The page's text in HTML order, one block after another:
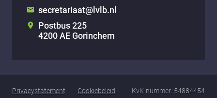
secretariaat@lvlb.nl
Postbus 225
4200 AE Gorinchem
Privacystatement Cookiebeleid KvK-nummer: 54884454